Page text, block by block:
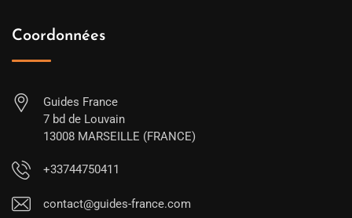
Coordonnées
Guides France
7 bd de Louvain
13008 MARSEILLE (FRANCE)
+33744750411
contact@guides-france.com